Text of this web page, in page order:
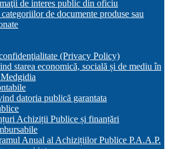
de interes public din oficiu
de documente produse sau
(Privacy Policy)
starea economică, socială și de mediu în
datoria publică garantata
Achiziții Publice și finanțări
Anual al Achizițiilor Publice P.A.A.P.